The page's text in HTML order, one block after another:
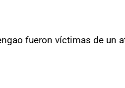
fueron víctimas de un